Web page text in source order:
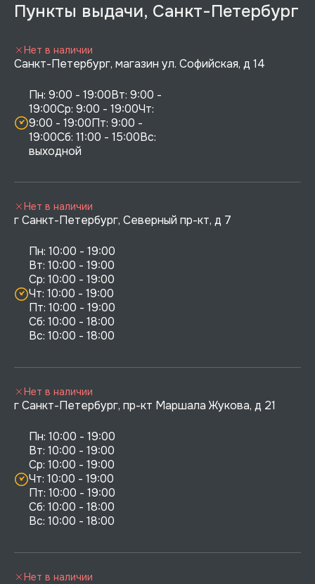
Пункты выдачи, Санкт-Петербург
Санкт-Петербург, магазин ул. Софийская, д 14
Пн: 9:00 - 19:00Вт: 9:00 -
19:00Ср: 9:00 - 19:00Чт:
9:00 - 19:00Пт: 9:00 -
19:00Сб: 11:00 - 15:00Вс:
выходной
Нет в наличии
г Санкт-Петербург, Северный пр-кт, д 7
Пн: 10:00 - 19:00
Вт: 10:00 - 19:00
Ср: 10:00 - 19:00
Чт: 10:00 - 19:00
Пт: 10:00 - 19:00
Сб: 10:00 - 18:00
Нет в наличии
г Санкт-Петербург, пр-кт Маршала Жукова, д 21
Пн: 10:00 - 19:00
Вт: 10:00 - 19:00
Ср: 10:00 - 19:00
Чт: 10:00 - 19:00
Пт: 10:00 - 19:00
Сб: 10:00 - 18:00
Нет в наличии
Нет в наличии